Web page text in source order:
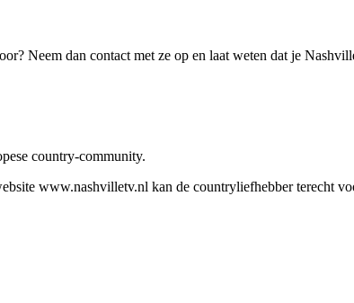
Neem dan contact met ze op en laat weten dat je
country-community.
www.nashvilletv.nl kan de countryliefhebber terecht